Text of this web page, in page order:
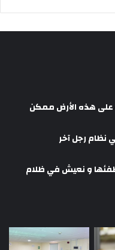
على هذه الأرض ممكن
نظام رجل آخر
و نعيش في ظلام